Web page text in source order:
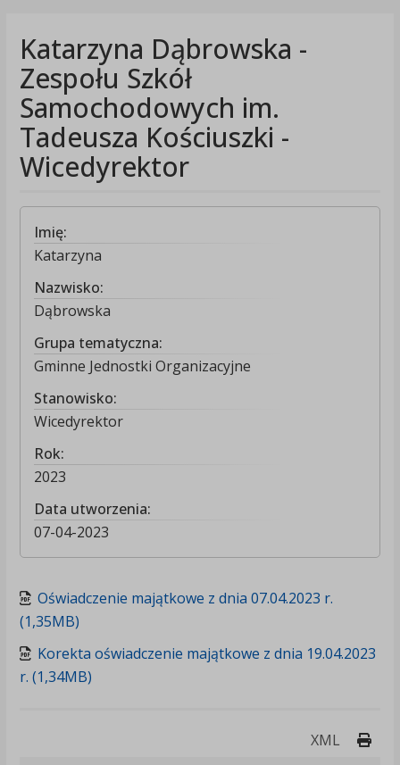
Katarzyna Dąbrowska -
Zespołu Szkół
Samochodowych im.
Tadeusza Kościuszki -
Wicedyrektor
Imię:
Katarzyna
Nazwisko:
Dąbrowska
Grupa tematyczna:
Gminne Jednostki Organizacyjne
Stanowisko:
Wicedyrektor
Rok:
2023
Data utworzenia:
07-04-2023
Oświadczenie majątkowe z dnia 07.04.2023 r.
(1,35MB)
Korekta oświadczenie majątkowe z dnia 19.04.2023
r. (1,34MB)
XML